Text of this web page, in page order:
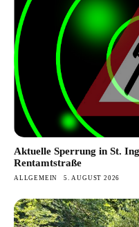
Aktuelle Sperrung in St.
Rentamtstraße
ALLGEMEIN 5. AUGUST 2026